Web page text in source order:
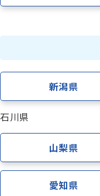
新潟県
石川県
山梨県
愛知県